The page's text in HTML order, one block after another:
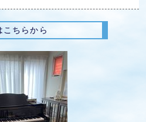
こちらから